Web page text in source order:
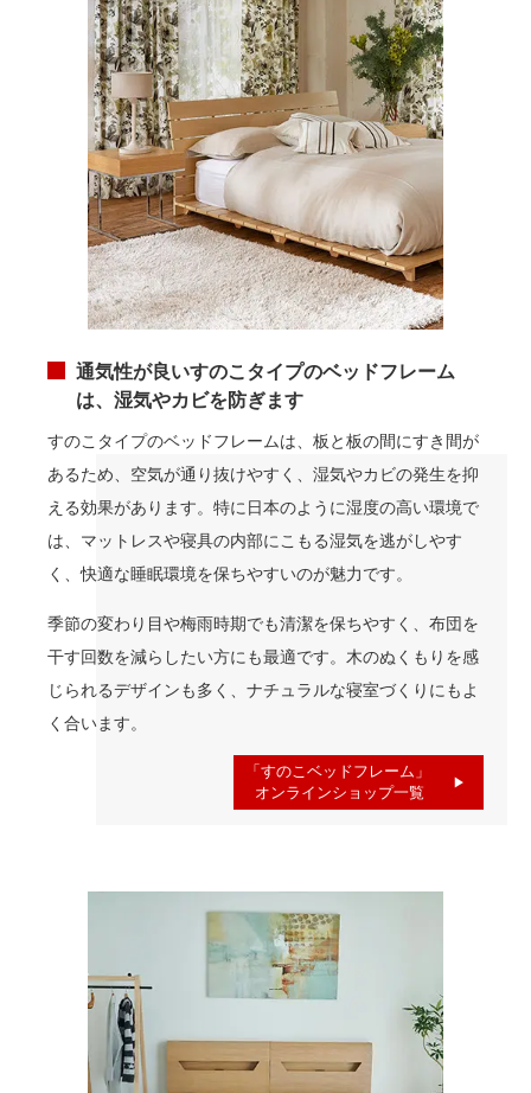
通気性が良いすのこタイプのベッドフレーム
は、湿気やカビを防ぎます
すのこタイプのベッドフレームは、板と板の間にすき間が
あるため、空気が通り抜けやすく、湿気やカビの発生を抑
える効果があります。特に日本のように湿度の高い環境で
は、マットレスや寝具の内部にこもる湿気を逃がしやす
く、快適な睡眠環境を保ちやすいのが魅力です。
季節の変わり目や梅雨時期でも清潔を保ちやすく、布団を
干す回数を減らしたい方にも最適です。木のぬくもりを感
じられるデザインも多く、ナチュラルな寝室づくりにもよ
く合います。
「すのこベッドフレーム」
オンラインショップ一覧